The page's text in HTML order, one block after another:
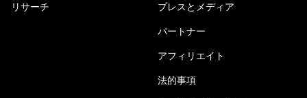
リサーチ プレスとメディア
パートナー
アフィリエイト
法的事項